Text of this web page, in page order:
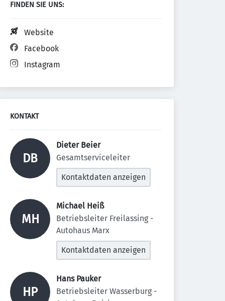
FINDEN SIE UNS:
Website
Facebook
Instagram
KONTAKT
DB
Dieter Beier
Gesamtserviceleiter
Kontaktdaten anzeigen
MH
Michael Heiß
Betriebsleiter Freilassing -
Autohaus Marx
Kontaktdaten anzeigen
HP
Hans Pauker
Betriebsleiter Wasserburg -